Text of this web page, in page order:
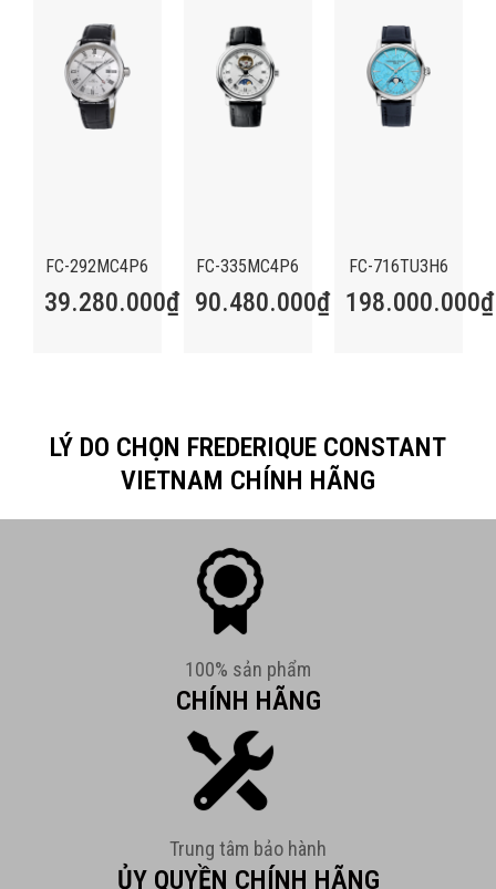
FC-292MC4P6
39.280.000₫
FC-335MC4P6
90.480.000₫
FC-716TU3H6
198.000.000₫
LÝ DO CHỌN FREDERIQUE CONSTANT
VIETNAM CHÍNH HÃNG
100% sản phẩm
CHÍNH HÃNG
Trung tâm bảo hành
ỦY QUYỀN CHÍNH HÃNG